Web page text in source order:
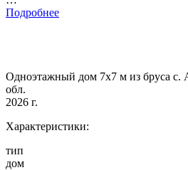
Подробнее
Одноэтажный дом 7х7 м из бруса с.
обл.
2026 г.
Характеристики:
тип
дом